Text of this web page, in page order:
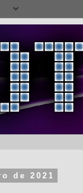
de 2021